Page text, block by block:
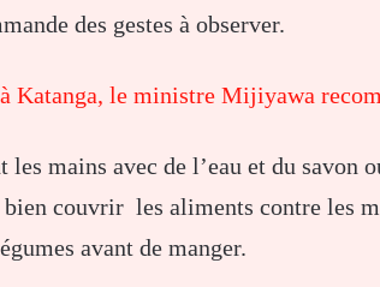
des gestes à observer.
Katanga, le ministre Mijiyawa
mains avec de l’eau et du savon
couvrir les aliments contre les
avant de manger.